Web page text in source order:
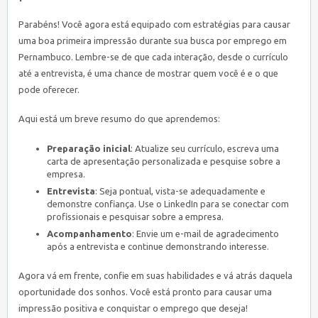
Parabéns! Você agora está equipado com estratégias para causar
uma boa primeira impressão durante sua busca por emprego em
Pernambuco. Lembre-se de que cada interação, desde o currículo
até a entrevista, é uma chance de mostrar quem você é e o que
pode oferecer.
Aqui está um breve resumo do que aprendemos:
Preparação inicial: Atualize seu currículo, escreva uma
carta de apresentação personalizada e pesquise sobre a
empresa.
Entrevista: Seja pontual, vista-se adequadamente e
demonstre confiança. Use o LinkedIn para se conectar com
profissionais e pesquisar sobre a empresa.
Acompanhamento: Envie um e-mail de agradecimento
após a entrevista e continue demonstrando interesse.
Agora vá em frente, confie em suas habilidades e vá atrás daquela
oportunidade dos sonhos. Você está pronto para causar uma
impressão positiva e conquistar o emprego que deseja!